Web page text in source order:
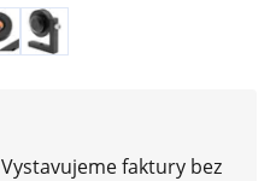
Vystavujeme faktury bez